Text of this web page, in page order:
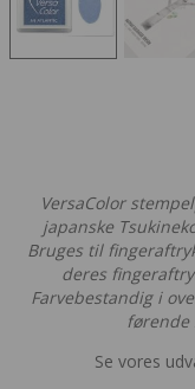
VersaColor
japanske
Bruges til
deres
Farvebestandig i
førende
Se vores